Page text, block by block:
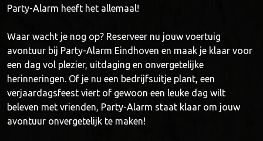
Party-Alarm heeft het allemaal!
Waar wacht je nog op? Reserveer nu jouw voertuig
avontuur bij Party-Alarm Eindhoven en maak je klaar voor
een dag vol plezier, uitdaging en onvergetelijke
herinneringen. Of je nu een bedrijfsuitje plant, een
verjaardagsfeest viert of gewoon een leuke dag wilt
beleven met vrienden, Party-Alarm staat klaar om jouw
avontuur onvergetelijk te maken!